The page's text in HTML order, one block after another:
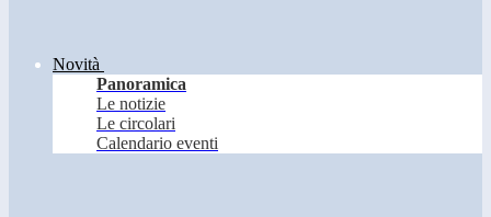
Novità
Panoramica
Le notizie
Le circolari
Calendario eventi